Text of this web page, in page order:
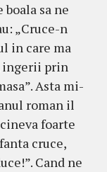
sa ne
„Cruce-n
in care ma
ingerii prin
Asta mi-
roman il
foarte
cruce,
Cand ne